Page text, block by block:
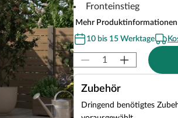
Fronteinstieg
Mehr Produktinformationen
10 bis 15 Werktage
Zubehör
Dringend benötigtes